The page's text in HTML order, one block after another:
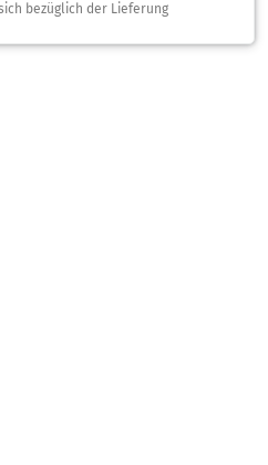
bezüglich der Lieferung